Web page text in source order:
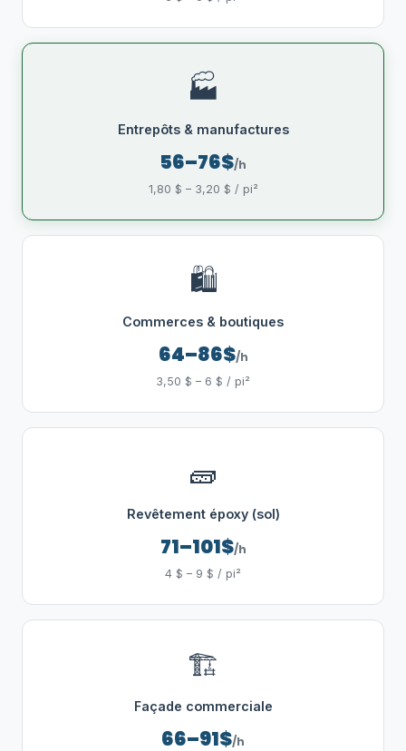
🏭
Entrepôts & manufactures
56–76$/h
1,80 $ – 3,20 $ / pi²
🛍️
Commerces & boutiques
64–86$/h
3,50 $ – 6 $ / pi²
🧱
Revêtement époxy (sol)
71–101$/h
4 $ – 9 $ / pi²
🏗️
Façade commerciale
66–91$/h